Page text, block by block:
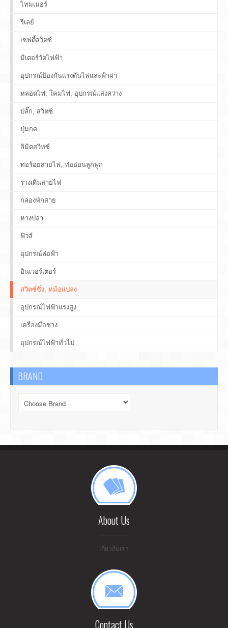
ไทมเมอร์
รีเลย์
เซฟตี้สวิตซ์
มิเตอร์วัดไฟฟ้า
อุปกรณ์ป้องกันแรงดันไฟและฟ้าผ่า
หลอดไฟ, โคมไฟ, อุปกรณ์แสงสว่าง
ปลั๊ก, สวิตซ์
ปุ่มกด
ลิมิตสวิทซ์
ท่อร้อยสายไฟ, ท่ออ่อนลูกฟูก
รางเดินสายไฟ
กล่องพักสาย
หางปลา
ฟิวส์
อุปกรณ์ล่อฟ้า
อินเวอร์เตอร์
สวิตซ์ชิ่ง, หม้อแปลง
อุปกรณ์ไฟฟ้าแรงสูง
เครื่องมือช่าง
อุปกรณ์ไฟฟ้าทั่วไป
BRAND
About Us
เกี่ยวกับเรา
Contact Us